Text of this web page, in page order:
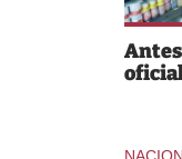
Antes